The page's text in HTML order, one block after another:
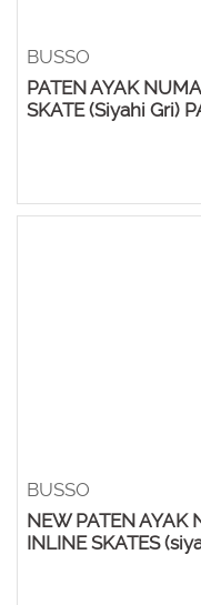
BUSSO
PATEN AYAK
SKATE (Siyahi Gri)
BUSSO
NEW PATEN AYAK
INLINE SKATES